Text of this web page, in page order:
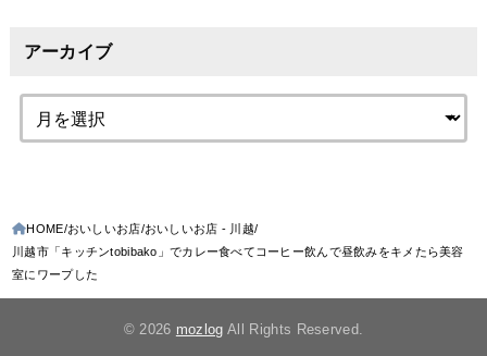
アーカイブ
HOME おいしいお店 おいしいお店 - 川越
川越市「キッチンtobibako」でカレー食べてコーヒー飲んで昼飲みをキメたら美容
室にワープした
© 2026 mozlog All Rights Reserved.